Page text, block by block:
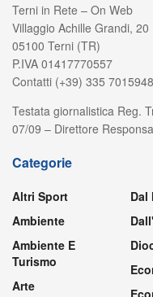
Terni in Rete – On Web
Villaggio Achille Grandi, 20
05100 Terni (TR)
P.IVA 01417770557
Contatti (+39) 335 7015948
Testata giornalistica Reg.
07/09 – Direttore
Categorie
Altri Sport
Ambiente
Ambiente E
Turismo
Arte
Dal